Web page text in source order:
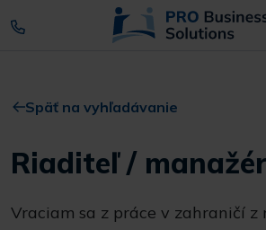
Späť na vyhľadávanie
Riaditeľ /
Vraciam sa z práce v zahraničí z